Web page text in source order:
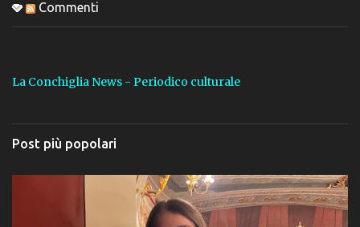
Commenti
La Conchiglia News - Periodico culturale
Post più popolari